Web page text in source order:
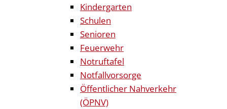
Kindergarten
Schulen
Senioren
Feuerwehr
Notruftafel
Notfallvorsorge
Öffentlicher Nahverkehr
(ÖPNV)